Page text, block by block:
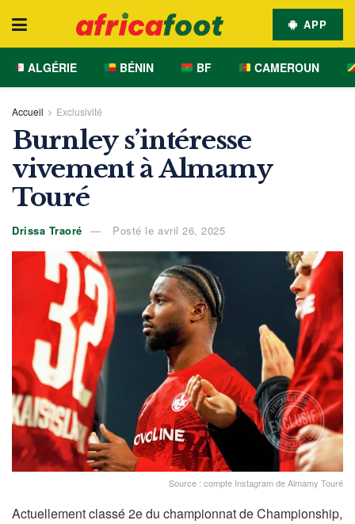
APP
ALGÉRIE BÉNIN BF CAMEROUN
Accueil Exclusivité
Burnley s’intéresse
vivement à Almamy
Touré
Drissa Traoré Posté le avril 26, 2025
Source : compte Instagram de Almamy Touré
Actuellement classé 2e du championnat de Championship,